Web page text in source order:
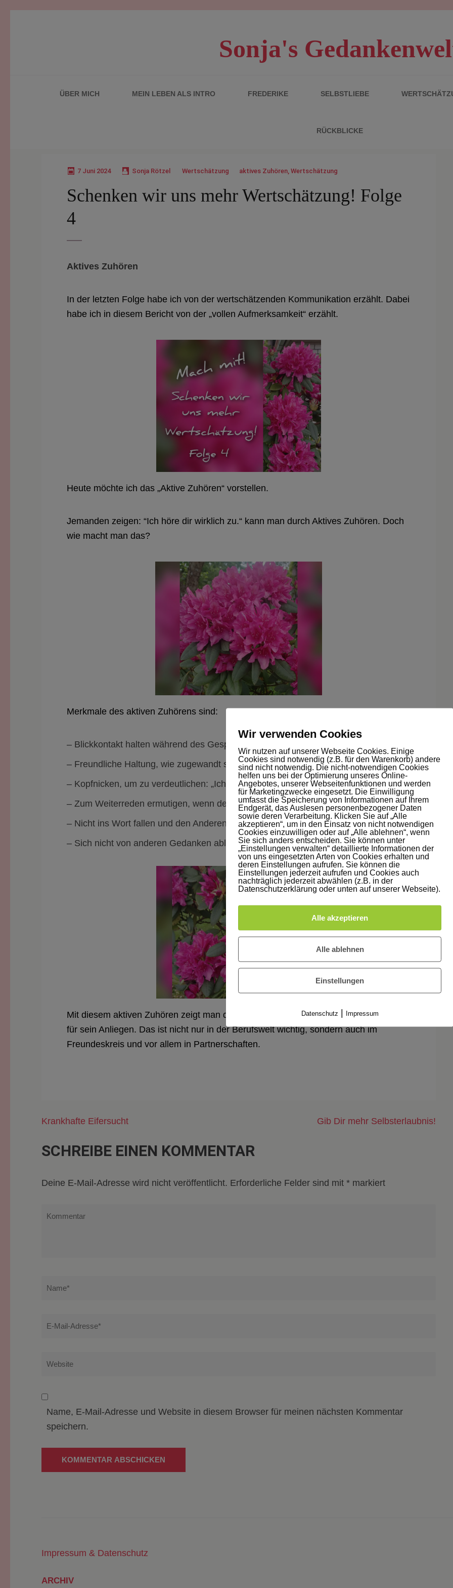
Sonja's
ÜBER MICH MEIN LEBEN ALS INTRO FREDERIKE SELBSTLIEBE
RÜCKBLICKE
7 Juni 2024 Sonja Rötzel Wertschätzung aktives Zuhören, Wertschätzung
Schenken wir uns mehr Wertschätzung! Folge
4
Aktives Zuhören
In der letzten Folge habe ich von der wertschätzenden Kommunikation erzählt. Dabei
habe ich in diesem Bericht von der „vollen Aufmerksamkeit“ erzählt.
Heute möchte ich das „Aktive Zuhören“ vorstellen.
Jemanden zeigen: “Ich höre dir wirklich zu.“ kann man durch Aktives Zuhören. Doch
wie macht man das?
Merkmale des aktiven Zuhörens sind:
– Blickkontakt halten während des Gesprächs
– Freundliche Haltung, wie zugewandt sitzen, offene Körperhaltung
– Kopfnicken, um zu verdeutlichen: „Ich verstehe, was du sagst.“
– Zum Weiterreden ermutigen, wenn dem Gegenüber die Worte fehlen.
– Nicht ins Wort fallen und den Anderen ausreden lassen.
– Sich nicht von anderen Gedanken ablenken lassen.
Mit diesem aktiven Zuhören zeigt man dem Gesprächspartner seine Wertschätzung
für sein Anliegen. Das ist nicht nur in der Berufswelt wichtig, sondern auch im
Freundeskreis und vor allem in Partnerschaften.
Beitragsnavigation
Krankhafte Eifersucht Gib Dir mehr Selbsterlaubnis!
SCHREIBE EINEN KOMMENTAR
Deine E-Mail-Adresse wird nicht veröffentlicht. Erforderliche Felder sind mit * markiert
Kommentar
Name *
E-
Website
Name, E-Mail-Adresse und Website in diesem Browser für meinen nächsten Kommentar
speichern.
Impressum & Datenschutz
ARCHIV
Wir verwenden Cookies
Wir nutzen auf unserer Webseite Cookies. Einige
Cookies sind notwendig (z.B. für den Warenkorb) andere
sind nicht notwendig. Die nicht-notwendigen Cookies
helfen uns bei der Optimierung unseres Online-
Angebotes, unserer Webseitenfunktionen und werden
für Marketingzwecke eingesetzt. Die Einwilligung
umfasst die Speicherung von Informationen auf Ihrem
Endgerät, das Auslesen personenbezogener Daten
sowie deren Verarbeitung. Klicken Sie auf „Alle
akzeptieren“, um in den Einsatz von nicht notwendigen
Cookies einzuwilligen oder auf „Alle ablehnen“, wenn
Sie sich anders entscheiden. Sie können unter
„Einstellungen verwalten“ detaillierte Informationen der
von uns eingesetzten Arten von Cookies erhalten und
deren Einstellungen aufrufen. Sie können die
Einstellungen jederzeit aufrufen und Cookies auch
nachträglich jederzeit abwählen (z.B. in der
Datenschutzerklärung oder unten auf unserer Webseite).
Alle akzeptieren
Alle ablehnen
Einstellungen
Datenschutz | Impressum